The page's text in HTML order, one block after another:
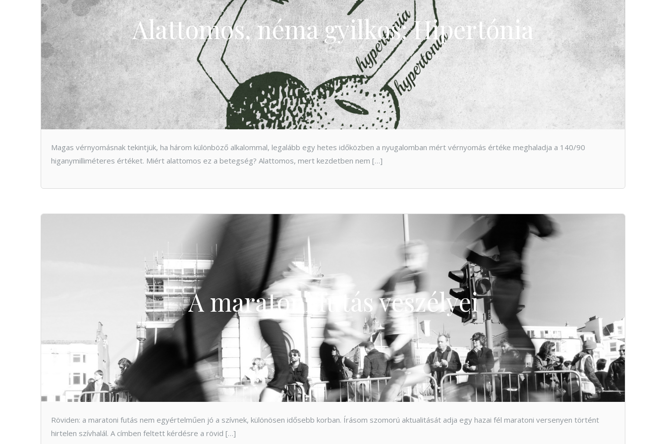
Alattomos, néma gyilkos: Hipertónia
Magas vérnyomásnak tekintjük, ha három különböző alkalommal, legalább egy hetes időközben a nyugalomban mért vérnyomás értéke meghaladja a 140/90
higanymilliméteres értéket. Miért alattomos ez a betegség? Alattomos, mert kezdetben nem […]
A maratoni futás veszélyei
Röviden: a maratoni futás nem egyértelműen jó a szívnek, különösen idősebb korban. Írásom szomorú aktualitását adja egy hazai fél maratoni versenyen történt
hirtelen szívhalál. A címben feltett kérdésre a rövid […]